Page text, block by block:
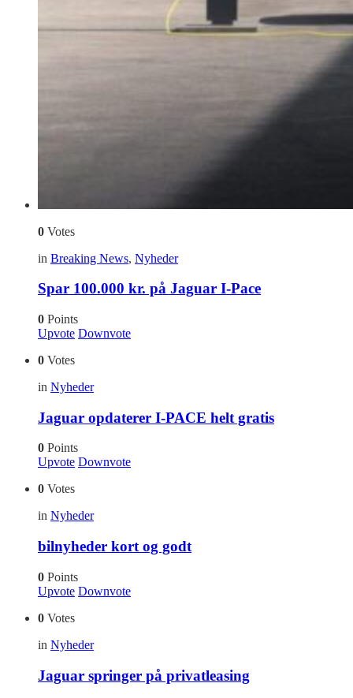
0 Votes
in Breaking News, Nyheder
Spar 100.000 kr. på Jaguar I-Pace
0 Points
Upvote Downvote
0 Votes
in Nyheder
Jaguar opdaterer I-PACE helt gratis
0 Points
Upvote Downvote
0 Votes
in Nyheder
bilnyheder kort og godt
0 Points
Upvote Downvote
0 Votes
in Nyheder
Jaguar springer på privatleasing